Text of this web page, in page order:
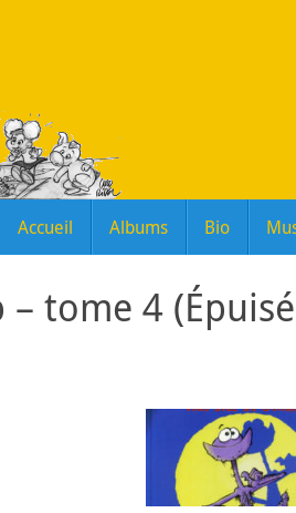
Accueil Albums Bio
– tome 4